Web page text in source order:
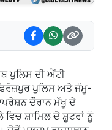
ਪੁਲਿਸ ਦੀ ਐਂਟੀ
ਪੁਲਿਸ ਅਤੇ ਜੰਮੂ-
ਦੌਰਾਨ ਮੱਖੂ ਦੇ
ਵਿਚ ਸ਼ਾਮਿਲ ਦੋ ਸ਼ੂਟਰਾਂ ਨੂੰ